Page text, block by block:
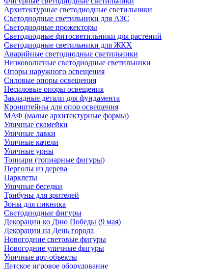
Архитектурные светодиодные светильники
Светодиодные светильники для АЗС
Светодиодные прожекторы
Светодиодные фитосветильники для растений
Светодиодные светильники для ЖКХ
Аварийные светодиодные светильники
Низковольтные светодиодные светильники
Опоры наружного освещения
Силовые опоры освещения
Несиловые опоры освещения
Закладные детали для фундамента
Кронштейны для опор освещения
МАФ (малые архитектурные формы)
Уличные скамейки
Уличные лавки
Уличные качели
Уличные урны
Топиари (топиарные фигуры)
Перголы из дерева
Парклеты
Уличные беседки
Трибуны для зрителей
Зоны для пикника
Светодиодные фигуры
Декорации ко Дню Победы (9 мая)
Декорации на День города
Новогодние световые фигуры
Новогодние уличные фигуры
Уличные арт-объекты
Детское игровое оборудование